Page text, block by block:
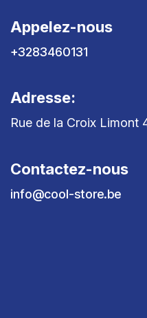
Appelez-nous
+3283460131
Adresse:
Rue de la Croix Limont
Contactez-nous
info@cool-store.be